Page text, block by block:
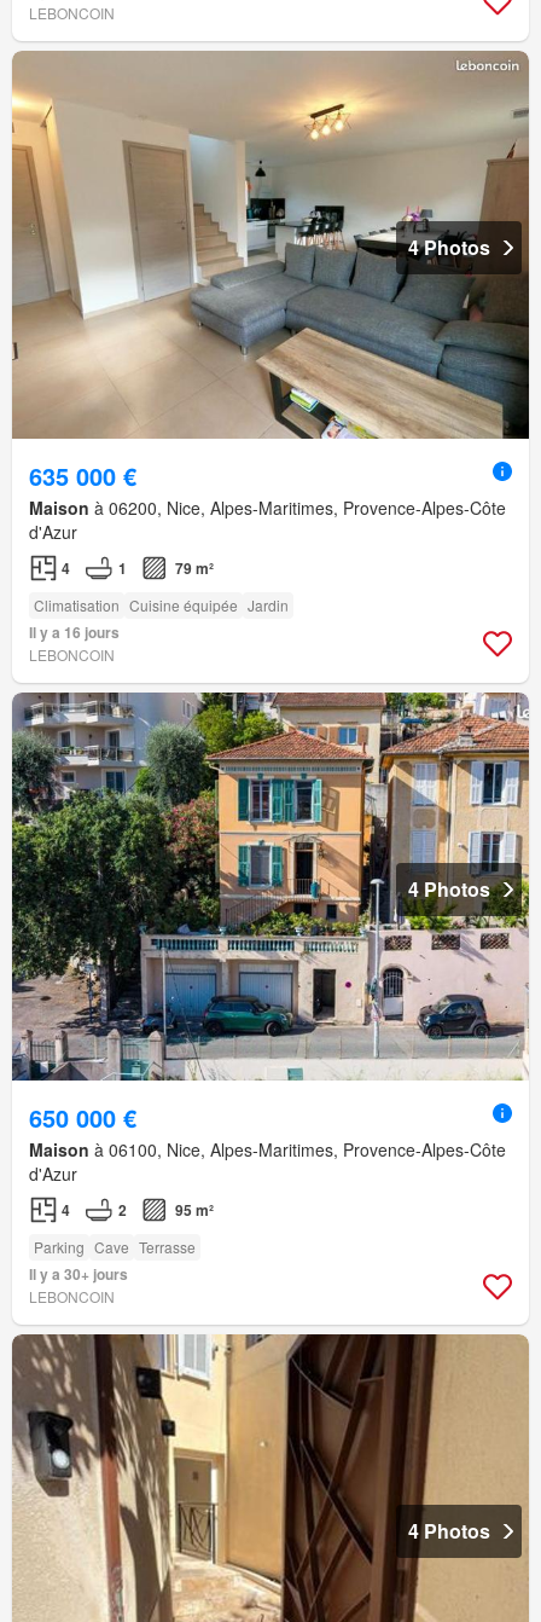
LEBONCOIN
4 Photos
635 000 €
Maison à 06200, Nice, Alpes-Maritimes, Provence-Alpes-Côte
d'Azur
4 1 79 m²
Climatisation Cuisine équipée Jardin
Il y a 16 jours
LEBONCOIN
4 Photos
650 000 €
Maison à 06100, Nice, Alpes-Maritimes, Provence-Alpes-Côte
d'Azur
4 2 95 m²
Parking Cave Terrasse
Il y a 30+ jours
LEBONCOIN
4 Photos